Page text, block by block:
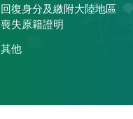
回復身分及繳附大陸地區
喪失原籍證明
其他